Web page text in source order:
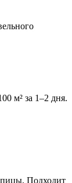
м² за 1–2 дня.
Подходит